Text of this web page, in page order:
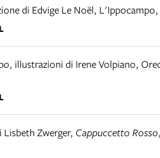
di Edvige Le Noël, L'Ippocampo,
, illustrazioni di Irene Volpiano,
Zwerger, Cappuccetto Rosso,